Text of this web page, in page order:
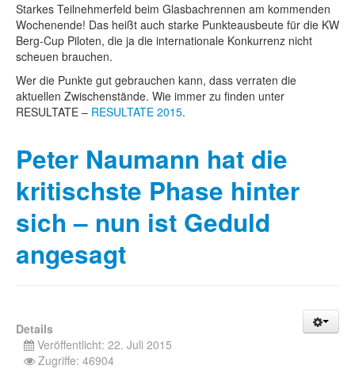
Starkes Teilnehmerfeld beim Glasbachrennen am kommenden
Wochenende! Das heißt auch starke Punkteausbeute für die KW
Berg-Cup Piloten, die ja die internationale Konkurrenz nicht
scheuen brauchen.
Wer die Punkte gut gebrauchen kann, dass verraten die
aktuellen Zwischenstände. Wie immer zu finden unter
RESULTATE – RESULTATE 2015.
Peter Naumann hat die
kritischste Phase hinter
sich – nun ist Geduld
angesagt
Details
Veröffentlicht: 22. Juli 2015
Zugriffe: 46904